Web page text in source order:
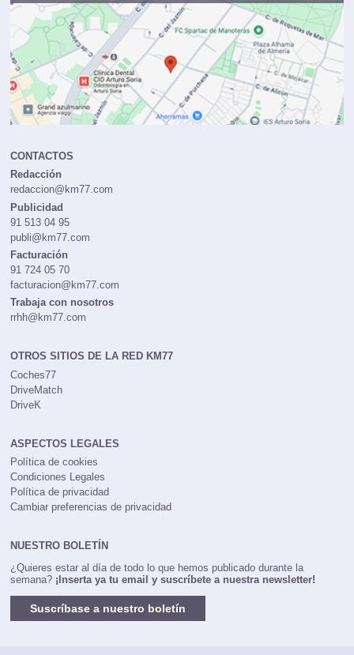
CONTACTOS
Redacción
redaccion@km77.com
Publicidad
91 513 04 95
publi@km77.com
Facturación
91 724 05 70
facturacion@km77.com
Trabaja con nosotros
rrhh@km77.com
OTROS SITIOS DE LA RED KM77
Coches77
DriveMatch
DriveK
ASPECTOS LEGALES
Política de cookies
Condiciones Legales
Política de privacidad
Cambiar preferencias de privacidad
NUESTRO BOLETÍN
¿Quieres estar al día de todo lo que hemos publicado durante la
semana? ¡Inserta ya tu email y suscríbete a nuestra newsletter!
Suscríbase a nuestro boletín